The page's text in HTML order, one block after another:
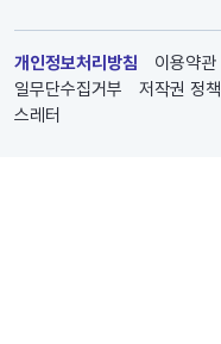
개인정보처리방침 이용약관
일무단수집거부
저작권 정책
스레터